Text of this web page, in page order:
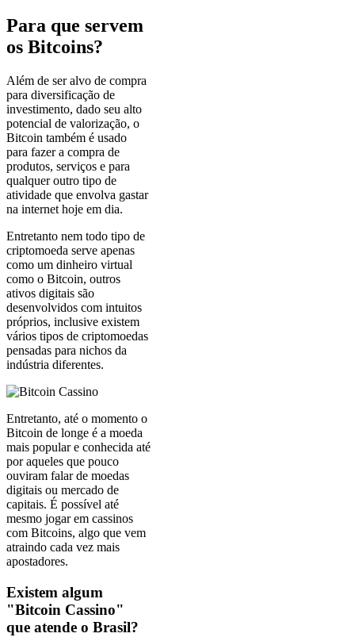
Para que servem
os Bitcoins?
Além de ser alvo de compra
para diversificação de
investimento, dado seu alto
potencial de valorização, o
Bitcoin também é usado
para fazer a compra de
produtos, serviços e para
qualquer outro tipo de
atividade que envolva gastar
na internet hoje em dia.
Entretanto nem todo tipo de
criptomoeda serve apenas
como um dinheiro virtual
como o Bitcoin, outros
ativos digitais são
desenvolvidos com intuitos
próprios, inclusive existem
vários tipos de criptomoedas
pensadas para nichos da
indústria diferentes.
Entretanto, até o momento o
Bitcoin de longe é a moeda
mais popular e conhecida até
por aqueles que pouco
ouviram falar de moedas
digitais ou mercado de
capitais. É possível até
mesmo jogar em cassinos
com Bitcoins, algo que vem
atraindo cada vez mais
apostadores.
Existem algum
"Bitcoin Cassino"
que atende o Brasil?